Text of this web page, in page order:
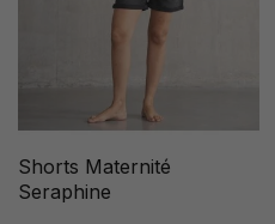
Shorts Maternité
Seraphine